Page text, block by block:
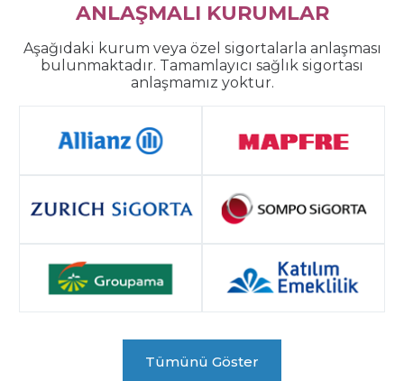
ANLAŞMALI KURUMLAR
Aşağıdaki kurum veya özel sigortalarla anlaşması
bulunmaktadır. Tamamlayıcı sağlık sigortası
anlaşmamız yoktur.
Tümünü Göster